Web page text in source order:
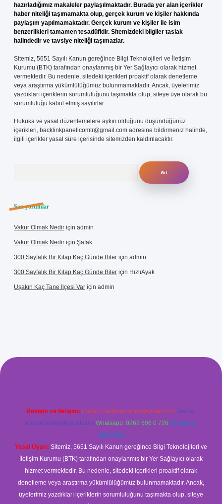
hazırladığımız makaleler paylaşılmaktadır. Burada yer alan içerikler
haber niteliği taşımamakta olup, gerçek kurum ve kişiler hakkında
paylaşım yapılmamaktadır. Gerçek kurum ve kişiler ile isim
benzerlikleri tamamen tesadüfidir. Sitemizdeki bilgiler taslak
halindedir ve tavsiye niteliği taşımazlar.
Sitemiz, 5651 Sayılı Kanun gereğince Bilgi Teknolojileri ve İletişim
Kurumu (BTK) tarafından onaylanmış bir Yer Sağlayıcı olarak hizmet
vermektedir. Bu nedenle, sitedeki içerikleri proaktif olarak denetleme
veya araştırma yükümlülüğümüz bulunmamaktadır. Ancak, üyelerimiz
yazdıkları içeriklerin sorumluluğunu taşımakta olup, siteye üye olarak bu
sorumluluğu kabul etmiş sayılırlar.
Hukuka ve yasal düzenlemelere aykırı olduğunu düşündüğünüz
içerikleri, backlinkpanelicomtr@gmail.com adresine bildirmeniz halinde,
ilgili içerikler yasal süre içerisinde sitemizden kaldırılacaktır.
Son yorumlar
Vakur Olmak Nedir için admin
Vakur Olmak Nedir için Şafak
300 Sayfalık Bir Kitap Kaç Günde Biter için admin
300 Sayfalık Bir Kitap Kaç Günde Biter için HızlıAyak
Uşakın Kaç Tane Ilçesi Var için admin
giriş
Reklam ve İletişim: E-mail: backlinkpaneli@gmail.com Teams:
forumhizmeti@gmail.com Whatsapp: 0262 606 0 726 Telegram:
@karabul
Yasal Uyarı: Sitemiz, 5651 Sayılı Kanun gereğince Bilgi Teknolojileri ve
İletişim Kurumu (BTK) tarafından onaylanmış bir Yer Sağlayıcı olarak
hizmet vermektedir. Bu nedenle, sitedeki içerikleri proaktif olarak
denetleme veya araştırma yükümlülüğümüz bulunmamaktadır. Ancak,
üyelerimiz yazdıkları içeriklerin sorumluluğunu taşımakta olup, siteye